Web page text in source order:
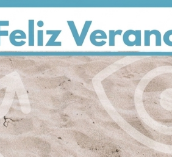
Mezclas Especiadas
Té Verde Navidad